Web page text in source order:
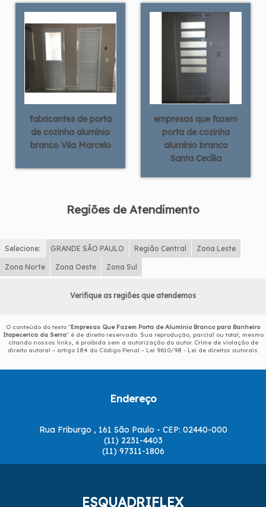
fabricantes de porta
de cozinha alumínio
branco Vila Marcelo
empresas que fazem
porta de cozinha
alumínio branco
Santa Cecília
Regiões de Atendimento
Selecione: GRANDE SÃO PAULO Região Central Zona Leste
Zona Norte Zona Oeste Zona Sul
Verifique as regiões que atendemos
O conteúdo do texto "Empresas Que Fazem Porta de Alumínio Branco para Banheiro
Itapecerica da Serra" é de direito reservado. Sua reprodução, parcial ou total, mesmo
citando nossos links, é proibida sem a autorização do autor. Crime de violação de
direito autoral – artigo 184 do Código Penal – Lei 9610/98 - Lei de direitos autorais
Endereço
Rua Friburgo , 161 São Paulo - CEP: 02440-000
(11) 2231-4403
(11) 97311-1806
ESQUADRIFLEX